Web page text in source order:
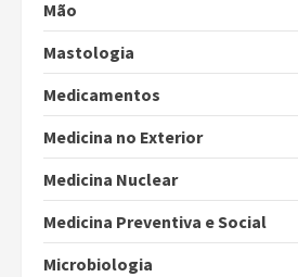
Mão
Mastologia
Medicamentos
Medicina no Exterior
Medicina Nuclear
Medicina Preventiva e Social
Microbiologia